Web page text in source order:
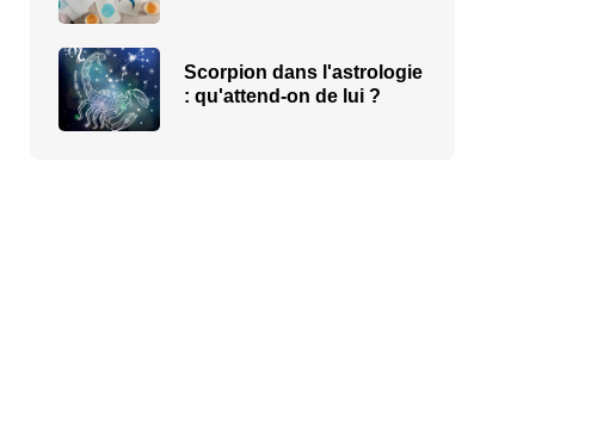
Scorpion dans l'astrologie
: qu'attend-on de lui ?